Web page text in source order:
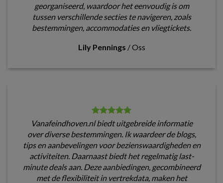
georganiseerd, waardoor het eenvoudig is om
tussen verschillende secties te navigeren, zoals
bestemmingen, accommodaties en vliegtickets.
Lily Pennings /Oss
Vanafeindhoven.nl biedt uitgebreide informatie
over diverse bestemmingen. Ik waardeer de blogs,
tips en aanbevelingen voor bezienswaardigheden en
activiteiten. Daarnaast biedt het regelmatig last-
minute deals aan. Deze aanbiedingen, gecombineerd
met de flexibiliteit in vertrekdata, maken het